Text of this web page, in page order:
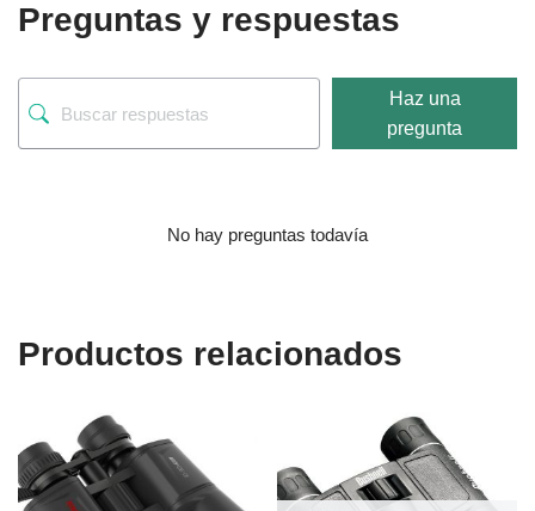
Preguntas y respuestas
Haz una
pregunta
No hay preguntas todavía
Productos relacionados